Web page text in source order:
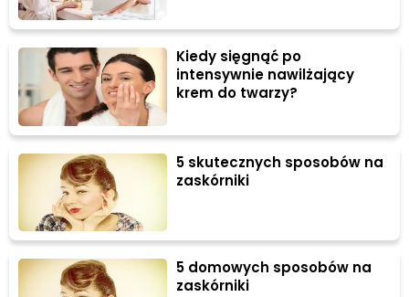
Kiedy sięgnąć po
intensywnie nawilżający
krem do twarzy?
5 skutecznych sposobów na
zaskórniki
5 domowych sposobów na
zaskórniki